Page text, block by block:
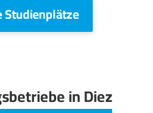
Studienplätze
in Diez